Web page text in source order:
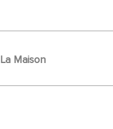
La Maison